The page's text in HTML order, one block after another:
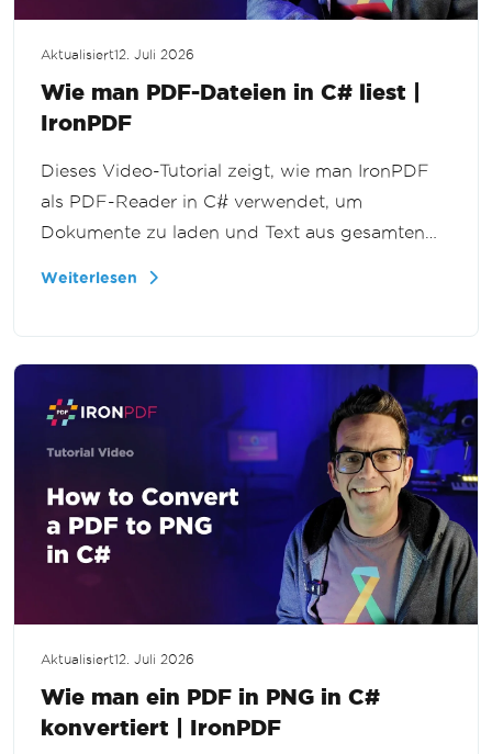
Aktualisiert12. Juli 2026
Wie man PDF-Dateien in C# liest |
IronPDF
Dieses Video-Tutorial zeigt, wie man IronPDF
als PDF-Reader in C# verwendet, um
Dokumente zu laden und Text aus gesamten
Weiterlesen
Aktualisiert12. Juli 2026
Wie man ein PDF in PNG in C#
konvertiert | IronPDF